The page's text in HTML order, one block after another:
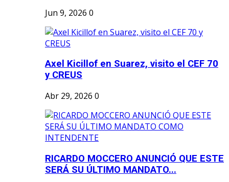
Jun 9, 2026 0
Axel Kicillof en Suarez, visito el CEF 70
y CREUS
Abr 29, 2026 0
RICARDO MOCCERO ANUNCIÓ QUE ESTE
SERÁ SU ÚLTIMO MANDATO...